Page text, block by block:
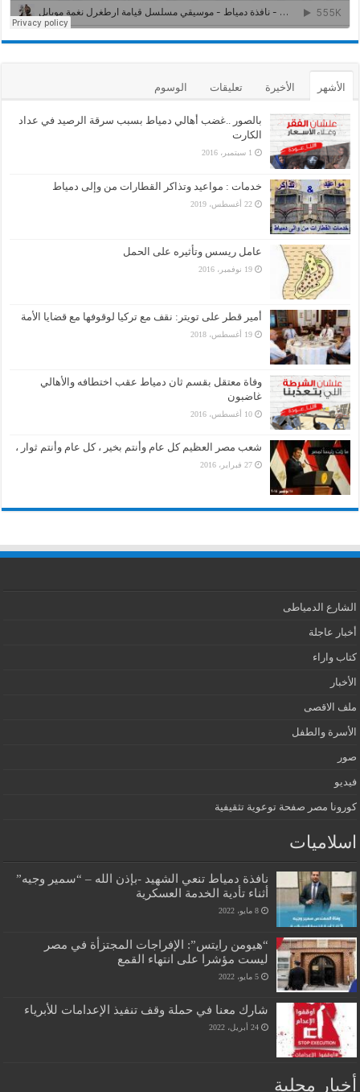
الأشهر الأخيرة تعليقات الوسوم
بالصور ..غضب أهالي دمياط بسبب سرقة الرصيد في عداد
الكارت
1 سبتمبر، 2016
خدمات : مواعيد وتذاكر القطارات من وإلى دمياط
22 أغسطس، 2019
عامل ريسس وتأثيره على الحمل
19 نوفمبر، 2016
أمير قطر على تويتر: نقف مع تركيا لوقوفها مع قضايا الأمة
19 أغسطس، 2018
وفاة معتقل بقسم ثان دمياط عقب اختطافه والأهالي
غاضبون
10 أغسطس، 2016
شعب مصر العظيم كل عام وأنتم بخير ، كل عام وأنتم ثوار ،
27 فبراير، 2016
الشارع الدمياطى
أخبار عاجلة
كتاب واراء
الأخبار
ملف الاقصى
الأسرة والطفل
صور
فيديو
كورونا مصر صفحة توعوية تثقيفية
اسلاميات
نافذة دمياط تنعي الشهيد -بإذن الله – “سمير وجيه”
أثناء تأدية الخدمة العسكرية
8 مايو، 2022
“هيومن رايتس”: الإفراجات المجتزأة في مصر
ليست مؤشرا على انتهاء القمع
5 مايو، 2022
شارك معنا في حملة وقف تنفيذ الإعدامات للأبرياء
24 أبريل، 2022
أخبار محلية